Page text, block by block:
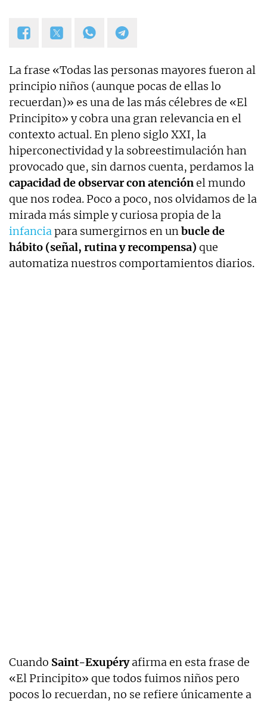
La frase «Todas las personas mayores fueron al
principio niños (aunque pocas de ellas lo
recuerdan)» es una de las más célebres de «El
Principito» y cobra una gran relevancia en el
contexto actual. En pleno siglo XXI, la
hiperconectividad y la sobreestimulación han
provocado que, sin darnos cuenta, perdamos la
capacidad de observar con atenciónel mundo
que nos rodea. Poco a poco, nos olvidamos de la
mirada más simple y curiosa propia de la
infanciapara sumergirnos en unbucle de
hábito (señal, rutina y recompensa) que
automatiza nuestros comportamientos diarios.
Cuando Saint-Exupéryafirma en esta frase de
«El Principito» que todos fuimos niños pero
pocos lo recuerdan, no se refiere únicamente a